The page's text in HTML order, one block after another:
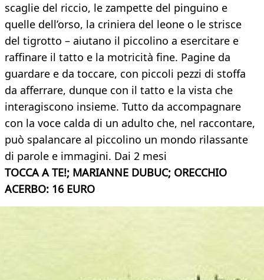
scaglie del riccio, le zampette del pinguino e
quelle dell’orso, la criniera del leone o le strisce
del tigrotto – aiutano il piccolino a esercitare e
raffinare il tatto e la motricità fine. Pagine da
guardare e da toccare, con piccoli pezzi di stoffa
da afferrare, dunque con il tatto e la vista che
interagiscono insieme. Tutto da accompagnare
con la voce calda di un adulto che, nel raccontare,
può spalancare al piccolino un mondo rilassante
di parole e immagini. Dai 2 mesi
TOCCA A TE!; MARIANNE DUBUC; ORECCHIO
ACERBO: 16 EURO